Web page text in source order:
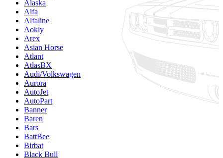
Alaska
Alfa
Alfaline
Aokly
Arex
Asian Horse
Atlant
AtlasBX
Audi/Volkswagen
Aurora
AutoJet
AutoPart
Banner
Baren
Bars
BattBee
Birbat
Black Bull